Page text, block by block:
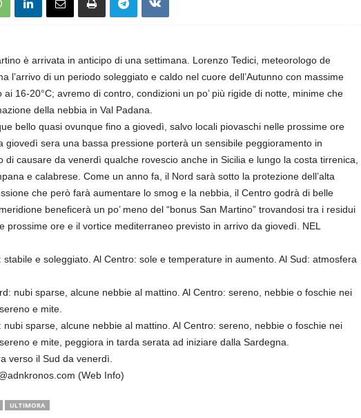
è arrivata in anticipo di una settimana. Lorenzo Tedici, meteorologo de
l’arrivo di un periodo soleggiato e caldo nel cuore dell’Autunno con massime
ai 16-20°C; avremo di contro, condizioni un po’ più rigide di notte, minime che
della nebbia in Val Padana.
bello quasi ovunque fino a giovedì, salvo locali piovaschi nelle prossime ore
giovedì sera una bassa pressione porterà un sensibile peggioramento in
di causare da venerdì qualche rovescio anche in Sicilia e lungo la costa tirrenica,
e calabrese. Come un anno fa, il Nord sarà sotto la protezione dell’alta
che però farà aumentare lo smog e la nebbia, il Centro godrà di belle
beneficerà un po’ meno del “bonus San Martino” trovandosi tra i residui
prossime ore e il vortice mediterraneo previsto in arrivo da giovedì. NEL
stabile e soleggiato. Al Centro: sole e temperature in aumento. Al Sud: atmosfera
nubi sparse, alcune nebbie al mattino. Al Centro: sereno, nebbie o foschie nei
e mite.
nubi sparse, alcune nebbie al mattino. Al Centro: sereno, nebbie o foschie nei
e mite, peggiora in tarda serata ad iniziare dalla Sardegna.
verso il Sud da venerdì.
(Web Info)
ULTIMORA